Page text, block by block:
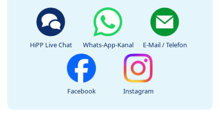
HiPP Live Chat Whats-App-Kanal E-Mail / Telefon
Facebook Instagram